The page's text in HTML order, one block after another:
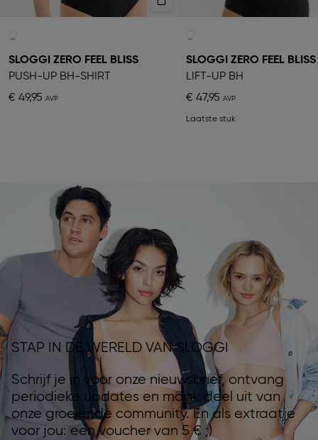
SLOGGI ZERO FEEL BLISS
PUSH-UP BH-SHIRT
€ 49,95
SLOGGI ZERO FEEL BLISS
LIFT-UP BH
€ 47,95
Laatste stuk
STAP IN DE WERELD VAN SLOGGI
Schrijf je in voor onze nieuwsbrief, ontvang
periodieke updates en maak deel uit van
onze groeiende community. En als extraatje
voor jou: een voucher van 5 € ;)